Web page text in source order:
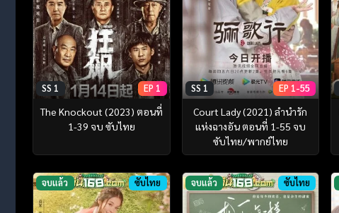
SS 1 EP 1
The Knockout (2023) ตอนที่
1-39 จบ ซับไทย
SS 1 EP 1-55
Court Lady (2021) ลำนำรัก
แห่งฉางอัน ตอนที่ 1-55 จบ
ซับไทย/พากย์ไทย
จบแล้ว ซับไทย จบแล้ว ซับไทย